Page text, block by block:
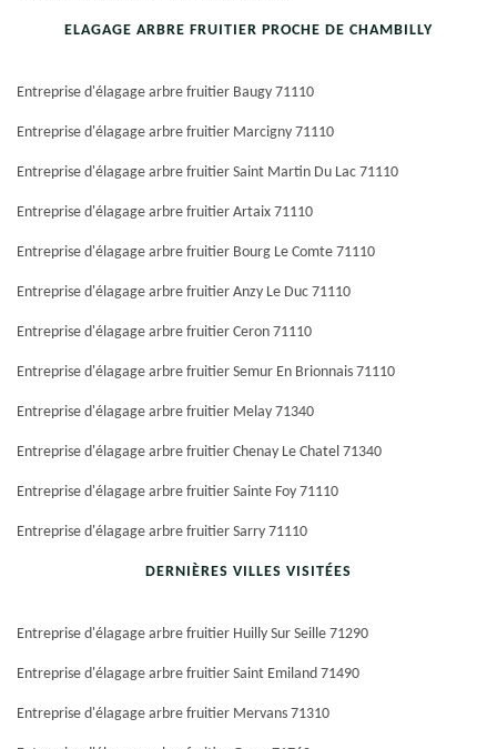
ELAGAGE ARBRE FRUITIER PROCHE DE CHAMBILLY
Entreprise d'élagage arbre fruitier Baugy 71110
Entreprise d'élagage arbre fruitier Marcigny 71110
Entreprise d'élagage arbre fruitier Saint Martin Du Lac 71110
Entreprise d'élagage arbre fruitier Artaix 71110
Entreprise d'élagage arbre fruitier Bourg Le Comte 71110
Entreprise d'élagage arbre fruitier Anzy Le Duc 71110
Entreprise d'élagage arbre fruitier Ceron 71110
Entreprise d'élagage arbre fruitier Semur En Brionnais 71110
Entreprise d'élagage arbre fruitier Melay 71340
Entreprise d'élagage arbre fruitier Chenay Le Chatel 71340
Entreprise d'élagage arbre fruitier Sainte Foy 71110
Entreprise d'élagage arbre fruitier Sarry 71110
DERNIÈRES VILLES VISITÉES
Entreprise d'élagage arbre fruitier Huilly Sur Seille 71290
Entreprise d'élagage arbre fruitier Saint Emiland 71490
Entreprise d'élagage arbre fruitier Mervans 71310